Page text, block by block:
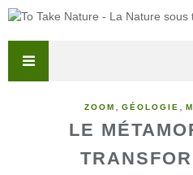
ZOOM GÉOLOGIE
LE